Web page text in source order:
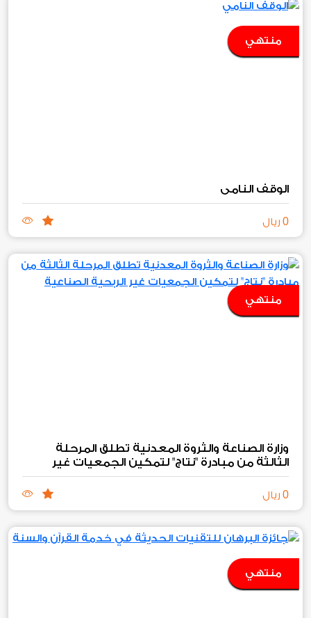
منتهي
الوقف النامي
0 ريال
منتهي
وزارة الصناعة والثروة المعدنية تطلق المرحلة
الثالثة من مبادرة "نتاج" لتمكين الجمعيات غير
الربحية الصناعية والتعدينية
0 ريال
منتهي